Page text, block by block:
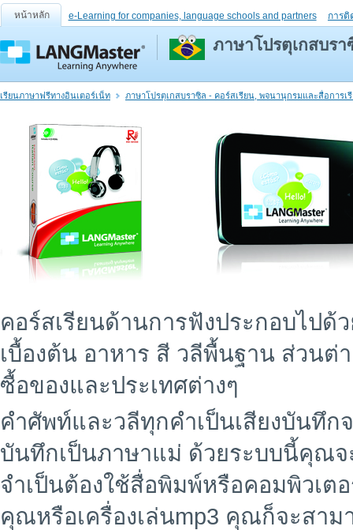
หน้าหลัก e-Learning for companies, language schools and partners การติ
ภาษาโปรตุเกสบร
เรียนภาษาฟรีทางอินเตอร์เน็ท ภาษาโปรตุเกสบราซิล - คอร์สเรียน, พจนานุกรมและสื่อการเ
คอร์สเรียนด้านการฟังประกอบไปด้
เบื้องต้น อาหาร สี วลีพื้นฐาน ส่วนต่
ซื้อของและประเทศต่างๆ
คำศัพท์และวลีทุกคำเป็นเสียงบันทึก
บันทึกเป็นภาษาแม่ ด้วยระบบนี้คุณจ
จำเป็นต้องใช้สื่อพิมพ์หรือคอมพิวเตอ
คุณหรือเครื่องเล่นmp3 คุณก็จะสาม